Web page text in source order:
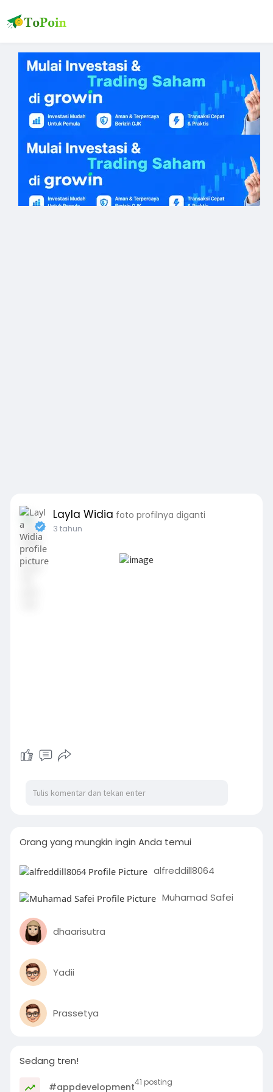
Layla Widia foto profilnya diganti
3 tahun
Orang yang mungkin ingin Anda temui
alfreddill8064
Muhamad Safei
dhaarisutra
Yadii
Prassetya
Sedang tren!
#appdevelopment41 posting